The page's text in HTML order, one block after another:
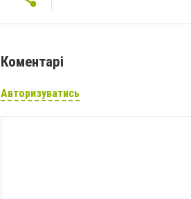
Коментарі
Авторизуватись